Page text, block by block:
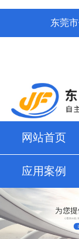
东莞
网站首页
应用案例